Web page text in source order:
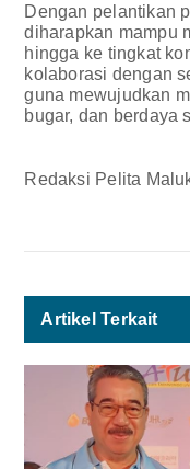
Dengan pelantikan
diharapkan mampu
hingga ke tingkat
kolaborasi dengan
guna mewujudkan
bugar, dan berdaya
Redaksi Pelita
Artikel Terkait